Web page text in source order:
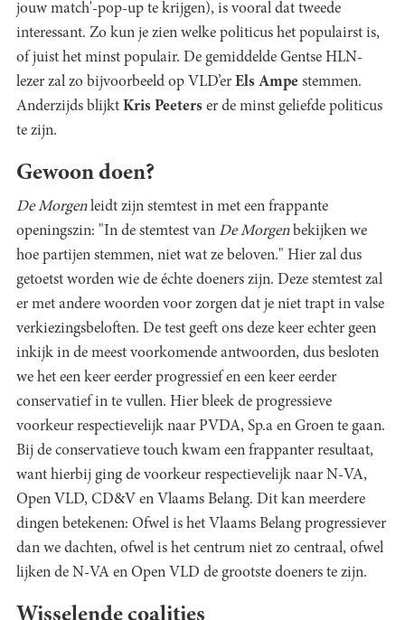
jouw match'-pop-up te krijgen), is vooral dat tweede
interessant. Zo kun je zien welke politicus het populairst is,
of juist het minst populair. De gemiddelde Gentse HLN-
lezer zal zo bijvoorbeeld op VLD’er Els Ampe stemmen.
Anderzijds blijkt Kris Peeters er de minst geliefde politicus
te zijn.
Gewoon doen?
De Morgenleidt zijn stemtest in met een frappante
openingszin: "In de stemtest van De Morgenbekijken we
hoe partijen stemmen, niet wat ze beloven." Hier zal dus
getoetst worden wie de échte doeners zijn. Deze stemtest zal
er met andere woorden voor zorgen dat je niet trapt in valse
verkiezingsbeloften. De test geeft ons deze keer echter geen
inkijk in de meest voorkomende antwoorden, dus besloten
we het een keer eerder progressief en een keer eerder
conservatief in te vullen. Hier bleek de progressieve
voorkeur respectievelijk naar PVDA, Sp.a en Groen te gaan.
Bij de conservatieve touch kwam een frappanter resultaat,
want hierbij ging de voorkeur respectievelijk naar N-VA,
Open VLD, CD&V en Vlaams Belang. Dit kan meerdere
dingen betekenen: Ofwel is het Vlaams Belang progressiever
dan we dachten, ofwel is het centrum niet zo centraal, ofwel
lijken de N-VA en Open VLD de grootste doeners te zijn.